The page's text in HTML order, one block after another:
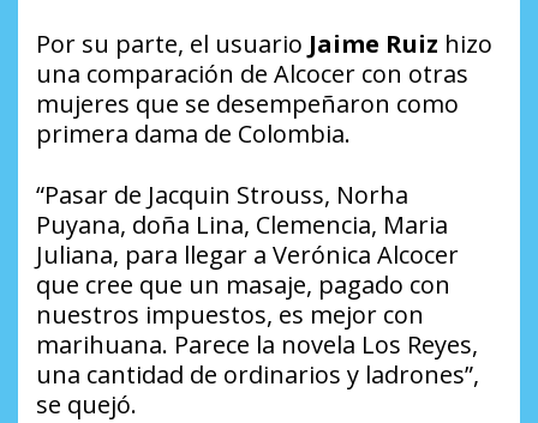
Por su parte, el usuario Jaime Ruiz hizo
una comparación de Alcocer con otras
mujeres que se desempeñaron como
primera dama de Colombia.
“Pasar de Jacquin Strouss, Norha
Puyana, doña Lina, Clemencia, Maria
Juliana, para llegar a Verónica Alcocer
que cree que un masaje, pagado con
nuestros impuestos, es mejor con
marihuana. Parece la novela Los Reyes,
una cantidad de ordinarios y ladrones”,
se quejó.